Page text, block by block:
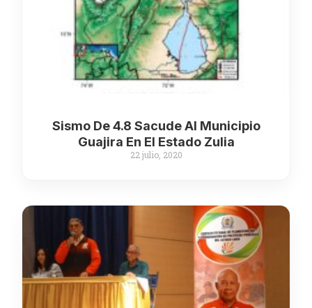
Sismo De 4.8 Sacude Al Municipio
Guajira En El Estado Zulia
22 julio, 2020